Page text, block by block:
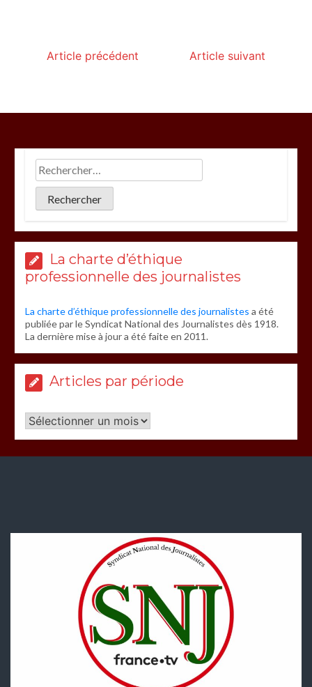
Article précédent Article suivant
La charte d’éthique
professionnelle des journalistes
La charte d’éthique professionnelle des journalistes a été
publiée par le Syndicat National des Journalistes dès 1918.
La dernière mise à jour a été faite en 2011.
Articles par période
Articles
par
période